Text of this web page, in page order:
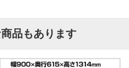
品もあります